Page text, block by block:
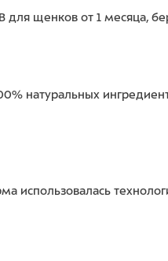
для щенков от 1 месяца,
натуральных
использовалась